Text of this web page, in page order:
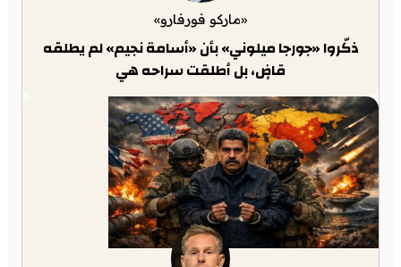
«ماركو فورفارو»
ذكّروا «جورجا ميلوني» بأن «أسامة نجيم» لم يطلقه
قاضٍ، بل أطلقت سراحه هي